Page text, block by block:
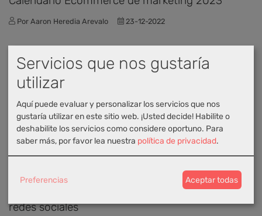
Por Aaron Heredia Arevalo 23-12-2022
Social Media y Social Commerce
Los 7 mandamientos para tener éxito en las
redes sociales
Servicios que nos gustaría
utilizar
Aquí puede evaluar y personalizar los servicios que nos
gustaría utilizar en este sitio web. ¡Usted decide! Habilite o
deshabilite los servicios como considere oportuno. Para
saber más, por favor lea nuestra política de privacidad.
Preferencias Aceptar todas